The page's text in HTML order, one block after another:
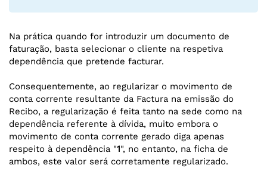
Na prática quando for introduzir um documento de
faturação, basta selecionar o cliente na respetiva
dependência que pretende facturar.
Consequentemente, ao regularizar o movimento de
conta corrente resultante da Factura na emissão do
Recibo, a regularização é feita tanto na sede como na
dependência referente à dívida, muito embora o
movimento de conta corrente gerado diga apenas
respeito à dependência "1", no entanto, na ficha de
ambos, este valor será corretamente regularizado.